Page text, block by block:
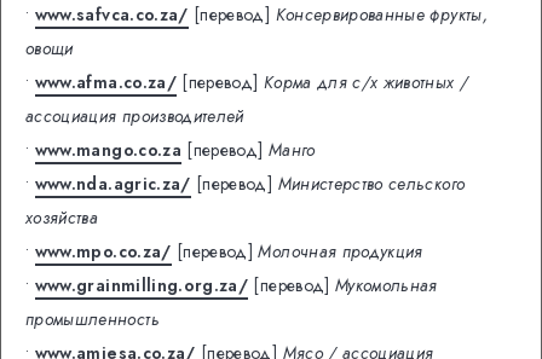
• www.safvca.co.za/ [перевод] Консервированные фрукты,
овощи
• www.afma.co.za/ [перевод] Корма для с/х животных /
ассоциация производителей
• www.mango.co.za [перевод] Манго
• www.nda.agric.za/ [перевод] Министерство сельского
хозяйства
• www.mpo.co.za/ [перевод] Молочная продукция
• www.grainmilling.org.za/ [перевод] Мукомольная
промышленность
• www.amiesa.co.za/ [перевод] Мясо / ассоциация